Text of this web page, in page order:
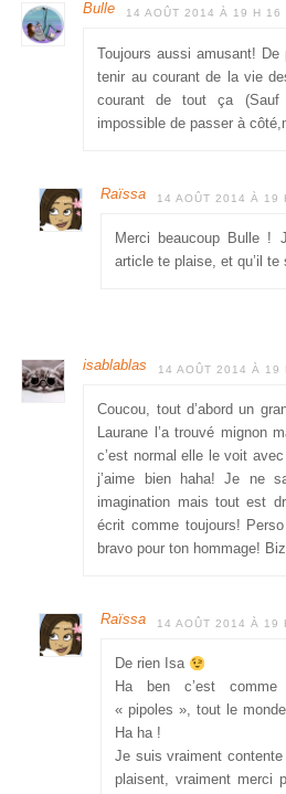
Bulle 14 AOÛT 2014 À 19 H 16
Toujours aussi amusant!
tenir au courant de la vie
courant de tout ça (Sauf
impossible de passer à
Raïssa 14 AOÛT 2014 À 19
Merci beaucoup Bulle !
article te plaise, et qu’il
isablablas 14 AOÛT 2014 À 19
Coucou, tout d’abord un
Laurane l’a trouvé mignon
c’est normal elle le voit
j’aime bien haha! Je ne
imagination mais tout est
écrit comme toujours!
bravo pour ton hommage!
Raïssa 14 AOÛT 2014 À 19
De rien Isa
Ha ben c’est
« pipoles », tout le
Ha ha !
Je suis vraiment
plaisent, vraiment merci